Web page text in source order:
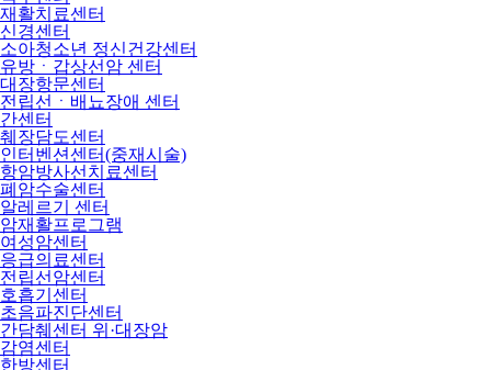
재활치료센터
신경센터
소아청소년 정신건강센터
유방ㆍ갑상선암 센터
대장항문센터
전립선ㆍ배뇨장애 센터
간센터
췌장담도센터
인터벤션센터(중재시술)
항암방사선치료센터
폐암수술센터
알레르기 센터
암재활프로그램
여성암센터
응급의료센터
전립선암센터
호흡기센터
초음파진단센터
간담췌센터 위·대장암
감염센터
한방센터